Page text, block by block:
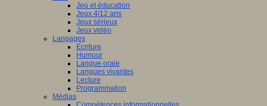
Jeu et éducation
Jeux 4/12 ans
Jeux sérieux
Jeux vidéo
Langages
Ecriture
Humour
Langue orale
Langues vivantes
Lecture
Programmation
Médias